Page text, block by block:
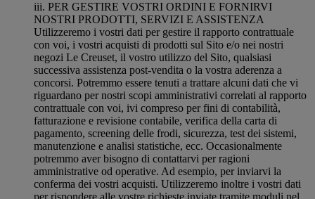
iii. PER GESTIRE VOSTRI ORDINI E FORNIRVI
NOSTRI PRODOTTI, SERVIZI E ASSISTENZA
Utilizzeremo i vostri dati per gestire il rapporto contrattuale
con voi, i vostri acquisti di prodotti sul Sito e/o nei nostri
negozi Le Creuset, il vostro utilizzo del Sito, qualsiasi
successiva assistenza post-vendita o la vostra aderenza a
concorsi. Potremmo essere tenuti a trattare alcuni dati che vi
riguardano per nostri scopi amministrativi correlati al rapporto
contrattuale con voi, ivi compreso per fini di contabilità,
fatturazione e revisione contabile, verifica della carta di
pagamento, screening delle frodi, sicurezza, test dei sistemi,
manutenzione e analisi statistiche, ecc. Occasionalmente
potremmo aver bisogno di contattarvi per ragioni
amministrative od operative. Ad esempio, per inviarvi la
conferma dei vostri acquisti. Utilizzeremo inoltre i vostri dati